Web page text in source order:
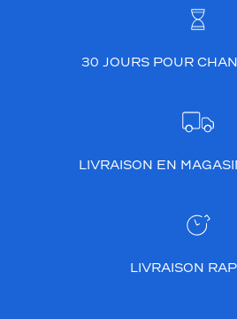
30 JOURS POUR
LIVRAISON EN
LIVRAISON